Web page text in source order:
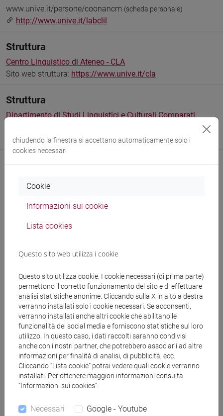
www.unive.it/persone/coonancm (scheda personale)
http://www.unive.it/labclil
Struttura
Centro Linguistico di Ateneo - CLA
Sito web struttura: https://www.unive.it/cla
Struttura
Dipartimento di Studi Linguistici e Culturali Comparati
Sede:Ca' Bembo
Comunicazioni
Didattica
Pubblicazioni
CV
Ricevimento
Orario di ricevimento a.a 2023-2024
1° semestre: ore 09.30-10.30
Il ricevimento si svolge presso lo studio Menegale/Dal Maso
a Ca' Bernardo. La prenotazione è necessaria. Per prenotarsi,
scrivere a coonancm@unive.it) con anticipo e al massimo
entro le ore 15 del giorno lavorativo precedente.
chiudendo la finestra si accettano automaticamente solo i
cookies necessari
Cookie
Informazioni sui cookie
Lista cookies
Questo sito web utilizza i cookie
Questo sito utilizza cookie. I cookie necessari (di prima parte)
permettono il corretto funzionamento del sito e di effettuare
analisi statistiche anonime. Cliccando sulla X in alto a destra
verranno installati solo i cookie necessari. Se acconsenti,
verranno installati anche altri cookie che abilitano le
funzionalità dei social media e forniscono statistiche sul loro
utilizzo. In questo caso, i dati raccolti saranno condivisi
anche con i nostri partner, che potrebbero associarli ad altre
informazioni per finalità di analisi, di pubblicità, ecc.
Cliccando “Lista cookie” potrai vedere quali cookie verranno
installati. Per ottenere maggiori informazioni consulta
“Informazioni sui cookies”.
Necessari Google - Youtube